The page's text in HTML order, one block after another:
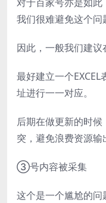
我们很难避免这个问
因此，一般我们建议
最好建立一个
址进行一一对应。
后期在做更新的时
突，避免浪费资源输
③号内容被采集
这个是一个尴尬的问